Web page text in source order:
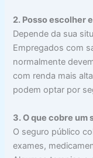
2. Posso escolher
Depende da sua
Empregados com
normalmente
com renda mais
podem optar por
3. O que cobre um
O seguro público
exames,